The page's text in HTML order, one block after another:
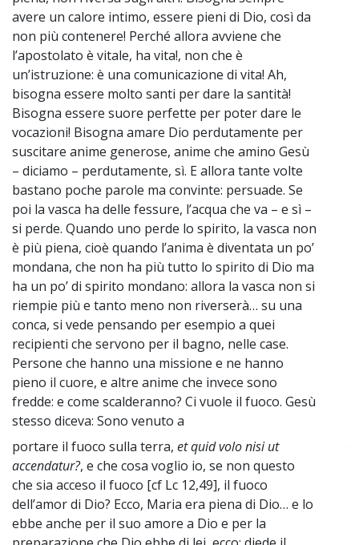
avere un calore intimo, essere pieni di Dio, così da
non più contenere! Perché allora avviene che
l’apostolato è vitale, ha vita!, non che è
un’istruzione: è una comunicazione di vita! Ah,
bisogna essere molto santi per dare la santità!
Bisogna essere suore perfette per poter dare le
vocazioni! Bisogna amare Dio perdutamente per
suscitare anime generose, anime che amino Gesù
– diciamo – perdutamente, sì. E allora tante volte
bastano poche parole ma convinte: persuade. Se
poi la vasca ha delle fessure, l’acqua che va – e sì –
si perde. Quando uno perde lo spirito, la vasca non
è più piena, cioè quando l’anima è diventata un po’
mondana, che non ha più tutto lo spirito di Dio ma
ha un po’ di spirito mondano: allora la vasca non si
riempie più e tanto meno non riverserà… su una
conca, si vede pensando per esempio a quei
recipienti che servono per il bagno, nelle case.
Persone che hanno una missione e ne hanno
pieno il cuore, e altre anime che invece sono
fredde: e come scalderanno? Ci vuole il fuoco. Gesù
stesso diceva: Sono venuto a
portare il fuoco sulla terra, et quid volo nisi ut
accendatur?, e che cosa voglio io, se non questo
che sia acceso il fuoco [cf Lc 12,49], il fuoco
dell’amor di Dio? Ecco, Maria era piena di Dio… e lo
ebbe anche per il suo amore a Dio e per la